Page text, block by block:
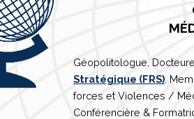
MÉ
Géopolitologue,
Stratégique (FRS) .
forces et Violences /
Conférencière &